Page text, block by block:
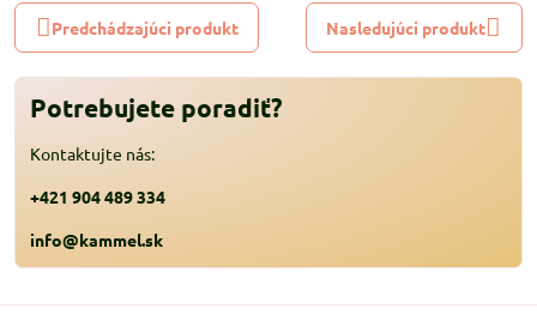
Predchádzajúci produkt Nasledujúci produkt
Potrebujete poradiť?
Kontaktujte nás:
+421 904 489 334
info@kammel.sk